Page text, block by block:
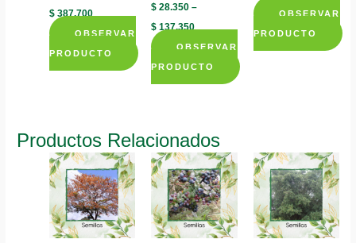
$ 387.700
OBSERVAR
PRODUCTO
This
multiple
variants.
The
options
may
be
$ 28.350 –
$ 137.350
OBSERVAR
PRODUCTO
This
multiple
variants.
The
options
may
OBSERVAR
PRODUCTO
This
The
options
may
be
chosen
Productos Relacionados